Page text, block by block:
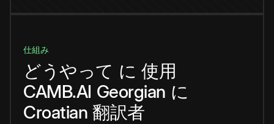
仕組み
どうやって に 使用
CAMB.AI Georgian に
Croatian 翻訳者